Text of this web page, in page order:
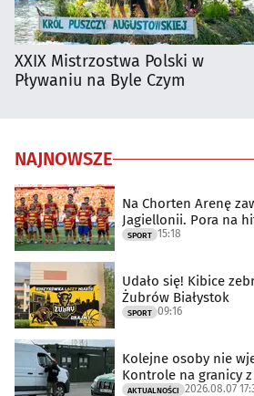
XXIX Mistrzostwa Polski w
Pływaniu na Byle Czym
NAJNOWSZE
Na Chorten Arenę
Jagiellonii. Pora na
SPORT 15:18
Udało się! Kibice
Żubrów Białystok
SPORT 09:16
Kolejne osoby nie
Kontrole na granicy
AKTUALNOŚCI 2026.08.07